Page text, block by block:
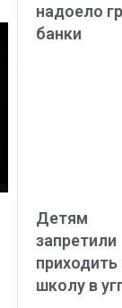
надоело
банки
Детям
запретили
приходить
школу в